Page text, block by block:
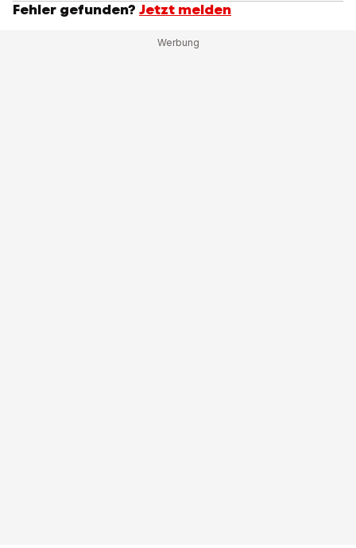
Fehler gefunden? Jetzt melden